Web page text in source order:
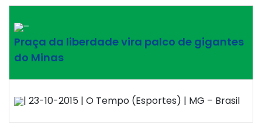
–
Praça da liberdade vira palco de gigantes
do Minas
| 23-10-2015 | O Tempo (Esportes) | MG – Brasil